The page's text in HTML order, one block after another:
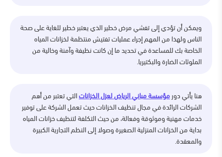
ويمكن أن تؤدي إلى تفشي مرض خطير الذي يعتبر خطير للغاية على صحة
الناس ولهذا من المهم إجراء عمليات تفتيش منتظمة لخزانات المياه
الخاصة بك للمساعدة في تحديد ما إن كانت نظيفة وآمنة وخالية من
الملوثات الضارة والبكتيريا.
هنا يأتي دورمؤسسة مباني الرياض لعزل الخزاناتالتي تعتبر من أهم
الشركات الرائدة في مجال تنظيف الخزانات حيث تعمل الشركة على توفير
خدمات مهنية وموثوقة وفعالة، من حيث التكلفة لتنظيف خزانات المياه
بداية من الخزانات المنزلية الصغيرة وصولا إلى النظم التجارية الكبيرة
والمعقدة.